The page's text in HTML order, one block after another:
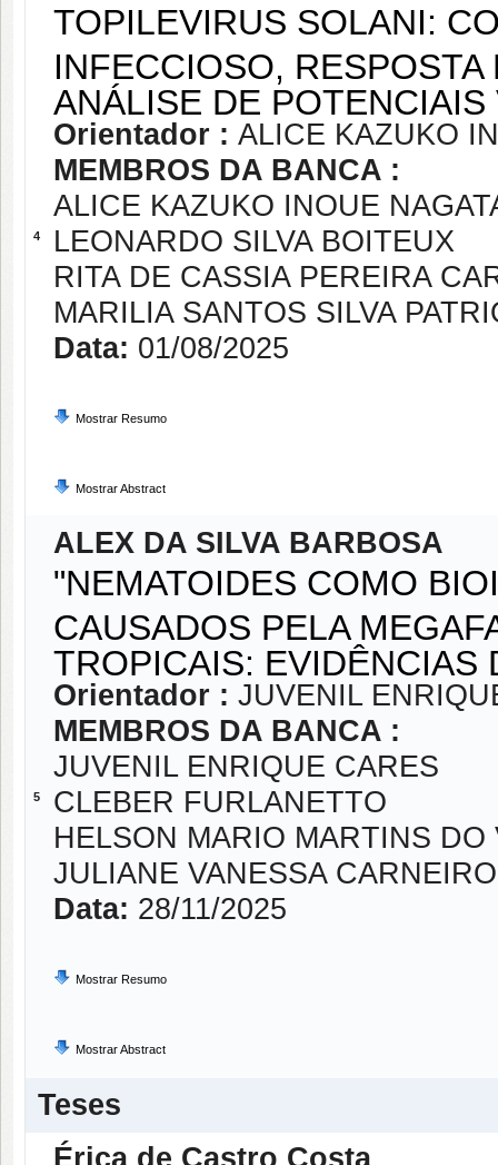
4
TOPILEVIRUS SOLANI:
INFECCIOSO,
ANÁLISE DE POTENCIAIS
Orientador : ALICE KAZUKO
MEMBROS DA BANCA :
ALICE KAZUKO INOUE
LEONARDO SILVA BOITEUX
RITA DE CASSIA PEREIRA
MARILIA SANTOS SILVA
Data: 01/08/2025
Mostrar Resumo
Mostrar Abstract
5
ALEX DA SILVA BARBOSA
"NEMATOIDES COMO
CAUSADOS PELA
TROPICAIS: EVIDÊNCIAS
Orientador : JUVENIL
MEMBROS DA BANCA :
JUVENIL ENRIQUE CARES
CLEBER FURLANETTO
HELSON MARIO MARTINS DO
JULIANE VANESSA
Data: 28/11/2025
Mostrar Resumo
Mostrar Abstract
Teses
Érica de Castro Costa